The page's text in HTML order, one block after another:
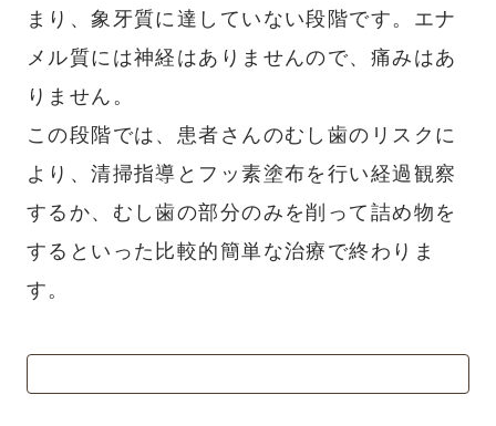
まり、象牙質に達していない段階です。エナ
メル質には神経はありませんので、痛みはあ
りません。
この段階では、患者さんのむし歯のリスクに
より、清掃指導とフッ素塗布を行い経過観察
するか、むし歯の部分のみを削って詰め物を
するといった比較的簡単な治療で終わりま
す。